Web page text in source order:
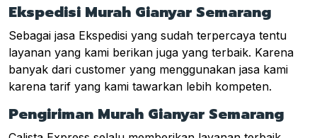
Ekspedisi Murah Gianyar Semarang
Sebagai jasa Ekspedisi yang sudah terpercaya tentu
layanan yang kami berikan juga yang terbaik. Karena
banyak dari customer yang menggunakan jasa kami
karena tarif yang kami tawarkan lebih kompeten.
Pengiriman Murah Gianyar Semarang